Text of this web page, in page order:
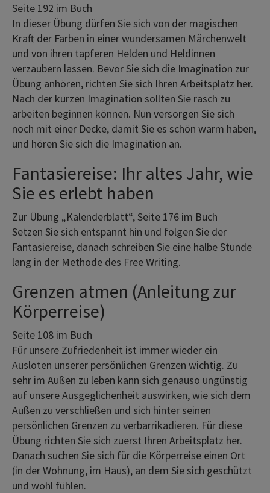
Seite 192 im Buch
In dieser Übung dürfen Sie sich von der magischen
Kraft der Farben in einer wundersamen Märchenwelt
und von ihren tapferen Helden und Heldinnen
verzaubern lassen. Bevor Sie sich die Imagination zur
Übung anhören, richten Sie sich Ihren Arbeitsplatz her.
Nach der kurzen Imagination sollten Sie rasch zu
arbeiten beginnen können. Nun versorgen Sie sich
noch mit einer Decke, damit Sie es schön warm haben,
und hören Sie sich die Imagination an.
Fantasiereise: Ihr altes Jahr, wie
Sie es erlebt haben
Zur Übung „Kalenderblatt“, Seite 176 im Buch
Setzen Sie sich entspannt hin und folgen Sie der
Fantasiereise, danach schreiben Sie eine halbe Stunde
lang in der Methode des Free Writing.
Grenzen atmen (Anleitung zur
Körperreise)
Seite 108 im Buch
Für unsere Zufriedenheit ist immer wieder ein
Ausloten unserer persönlichen Grenzen wichtig. Zu
sehr im Außen zu leben kann sich genauso ungünstig
auf unsere Ausgeglichenheit auswirken, wie sich dem
Außen zu verschließen und sich hinter seinen
persönlichen Grenzen zu verbarrikadieren. Für diese
Übung richten Sie sich zuerst Ihren Arbeitsplatz her.
Danach suchen Sie sich für die Körperreise einen Ort
(in der Wohnung, im Haus), an dem Sie sich geschützt
und wohl fühlen.